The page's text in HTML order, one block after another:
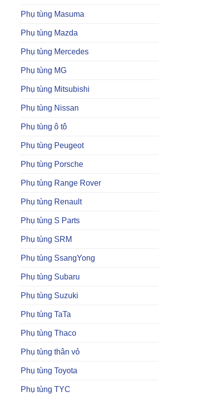
Phụ tùng Masuma
Phụ tùng Mazda
Phụ tùng Mercedes
Phụ tùng MG
Phụ tùng Mitsubishi
Phụ tùng Nissan
Phụ tùng ô tô
Phụ tùng Peugeot
Phụ tùng Porsche
Phụ tùng Range Rover
Phụ tùng Renault
Phụ tùng S Parts
Phụ tùng SRM
Phụ tùng SsangYong
Phụ tùng Subaru
Phụ tùng Suzuki
Phụ tùng TaTa
Phụ tùng Thaco
Phụ tùng thân vỏ
Phụ tùng Toyota
Phụ tùng TYC